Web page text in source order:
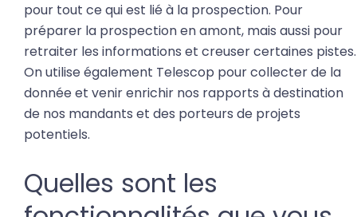
pour tout ce qui est lié à la prospection. Pour
préparer la prospection en amont, mais aussi pour
retraiter les informations et creuser certaines pistes.
On utilise également Telescop pour collecter de la
donnée et venir enrichir nos rapports à destination
de nos mandants et des porteurs de projets
potentiels.
Quelles sont les